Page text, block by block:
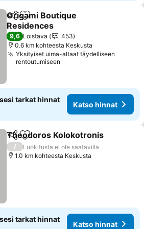
Jaa Lisää suosikkeihin
Origami Boutique
Residences
Katso hinnat
9,6 Loistava
453
0.6 km kohteesta Keskusta
Yksityiset uima-altaat täydelliseen
rentoutumiseen
tarkat hinnat
Katso hinnat
Jaa Lisää suosikkeihin
Theodoros Kolokotronis
/
Luokitusta ei ole saatavilla
1.0 km kohteesta Keskusta
tarkat hinnat
Katso hinnat